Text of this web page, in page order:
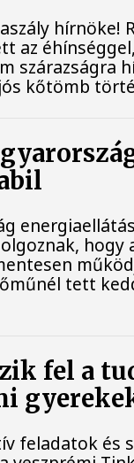
hírnöke!
az
szárazságra
kőtömb
hogy
tett
fel a
feladatok és